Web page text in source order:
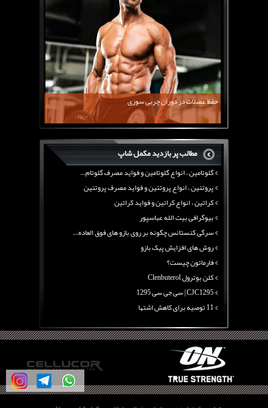
حفظ عضلات در دوران چربی سوزی
مطالب پر بازدید مکمل شاپ
سرگی کنستانس چگونه بر روی بازو های فوق العاده...
روش های افزایش پیک بازو
فارماتون چیست؟
کلن بوترول Clenbuterol
CJC1295 | سی جی سی 1295
11 توصیه برای کاهش اشتها
معرفی یک برنامه غذایی جامع برای افزایش قد
چربی سوزی با چای سبز
بیوگرافی علی تبریزی
منابع پروتئینی غیر گوشتی
آرژنین ، فواید آرژنین و نقش آرژنین در بدن
گلوتامین ، انواع گلوتامین و فواید مصرف گلوتام...
پروتئین ، انواع پروتئین و فواید مصرف پروتئین
کراتین ، انواع کراتین و فواید کراتین
بیوگرافی بیت الله عباسپور
سرگی کنستانس چگونه بر روی بازو های فوق العاده...
روش های افزایش پیک بازو
فارماتون چیست؟
کلن بوترول Clenbuterol
CJC1295 | سی جی سی 1295
11 توصیه برای کاهش اشتها
چربی سوزی با چای سبز
بیوگرافی علی تبریزی
منابع پروتئینی غیر گوشتی
آرژنین ، فواید آرژنین و نقش آرژنین در بدن
گلوتامین ، انواع گلوتامین و فواید مصرف گلوتام...